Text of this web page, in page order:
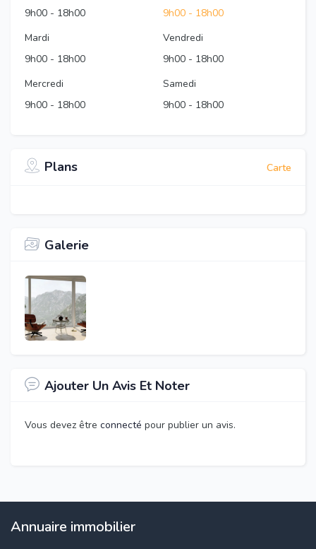
9h00 - 18h00
Mardi
9h00 - 18h00
Mercredi
9h00 - 18h00
9h00 - 18h00
Vendredi
9h00 - 18h00
Samedi
9h00 - 18h00
Plans Carte
Galerie
Ajouter Un Avis Et Noter
Vous devez être connecté pour publier un avis.
Annuaire immobilier